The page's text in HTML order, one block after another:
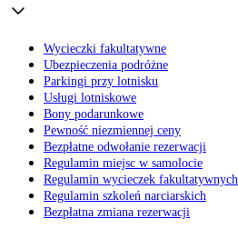
Wycieczki fakultatywne
Ubezpieczenia podróżne
Parkingi przy lotnisku
Usługi lotniskowe
Bony podarunkowe
Pewność niezmiennej ceny
Bezpłatne odwołanie rezerwacji
Regulamin miejsc w samolocie
Regulamin wycieczek fakultatywnych
Regulamin szkoleń narciarskich
Bezpłatna zmiana rezerwacji